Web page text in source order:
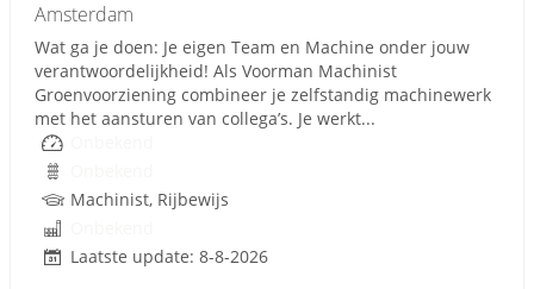
Amsterdam
Wat ga je doen: Je eigen Team en Machine onder jouw
verantwoordelijkheid! Als Voorman Machinist
Groenvoorziening combineer je zelfstandig machinewerk
met het aansturen van collega’s. Je werkt...
Machinist, Rijbewijs
Laatste update: 8-8-2026